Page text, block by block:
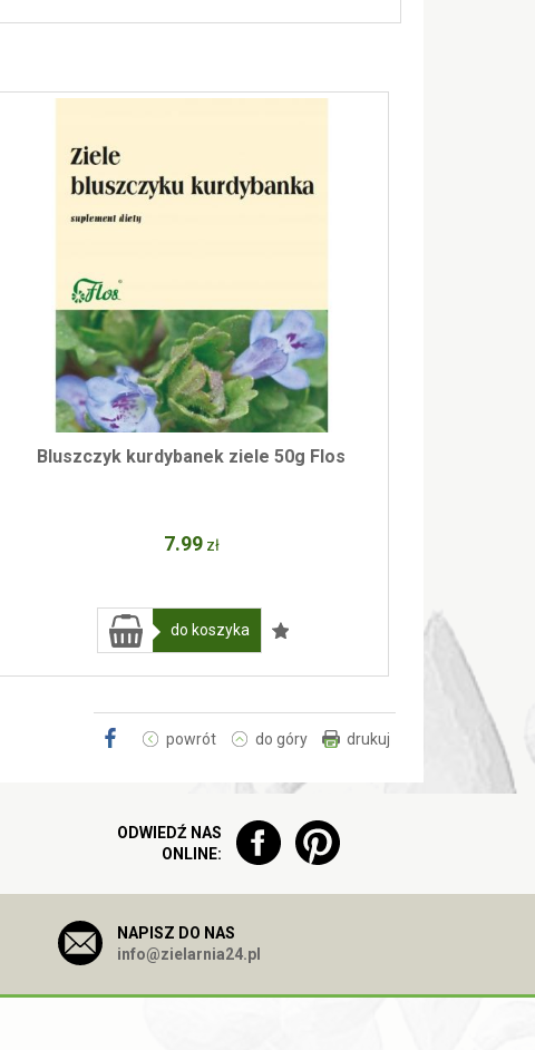
Bluszczyk kurdybanek ziele 50g Flos
7.99 zł
do koszyka
powrót do góry drukuj
ODWIEDŹ NAS
ONLINE:
NAPISZ DO NAS
info@zielarnia24.pl